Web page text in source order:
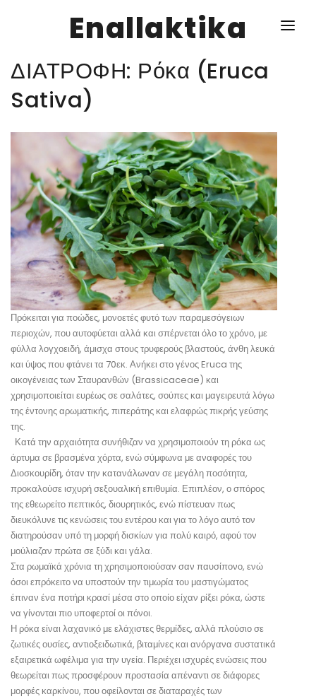
Enallaktika
NEWS
ΣΥΝΤΑΓΕΣ
ΔΙΑΦΟΡΑ
ΕΝΑΛΛΑΚΤΙΚΑ
ΑΥΤΑΡΚΕΙΑ
ΣΧΕΣΕΙΣ
ΚΑΛΛΙΕΡΓΕΙΕΣ
ΔΙΑΤΡΟΦΗ: Ρόκα (Eruca
Sativa)
Πρόκειται για ποώδες, μονοετές φυτό των παραμεσόγειων
περιοχών, που αυτοφύεται αλλά και σπέρνεται όλο το χρόνο, με
φύλλα λογχοειδή, άμισχα στους τρυφερούς βλαστούς, άνθη λευκά
και ύψος που φτάνει τα 70εκ. Ανήκει στο γένος Eruca της
οικογένειας των Σταυρανθών (Brassicaceae) και
χρησιμοποιείται ευρέως σε σαλάτες, σούπες και μαγειρευτά λόγω
της έντονης αρωματικής, πιπεράτης και ελαφρώς πικρής γεύσης
της.
Κατά την αρχαιότητα συνήθιζαν να χρησιμοποιούν τη ρόκα ως
άρτυμα σε βρασμένα χόρτα, ενώ σύμφωνα με αναφορές του
Διοσκουρίδη, όταν την κατανάλωναν σε μεγάλη ποσότητα,
προκαλούσε ισχυρή σεξουαλική επιθυμία. Επιπλέον, ο σπόρος
της εθεωρείτο πεπτικός, διουρητικός, ενώ πίστευαν πως
διευκόλυνε τις κενώσεις του εντέρου και για το λόγο αυτό τον
διατηρούσαν υπό τη μορφή δισκίων για πολύ καιρό, αφού τον
μούλιαζαν πρώτα σε ξύδι και γάλα.
Στα ρωμαϊκά χρόνια τη χρησιμοποιούσαν σαν παυσίπονο, ενώ
όσοι επρόκειτο να υποστούν την τιμωρία του μαστιγώματος
έπιναν ένα ποτήρι κρασί μέσα στο οποίο είχαν ρίξει ρόκα, ώστε
να γίνονται πιο υποφερτοί οι πόνοι.
Η ρόκα είναι λαχανικό με ελάχιστες θερμίδες, αλλά πλούσιο σε
ζωτικές ουσίες, αντιοξειδωτικά, βιταμίνες και ανόργανα συστατικά
εξαιρετικά ωφέλιμα για την υγεία. Περιέχει ισχυρές ενώσεις που
θεωρείται πως προσφέρουν προστασία απέναντι σε διάφορες
μορφές καρκίνου, που οφείλονται σε διαταραχές των